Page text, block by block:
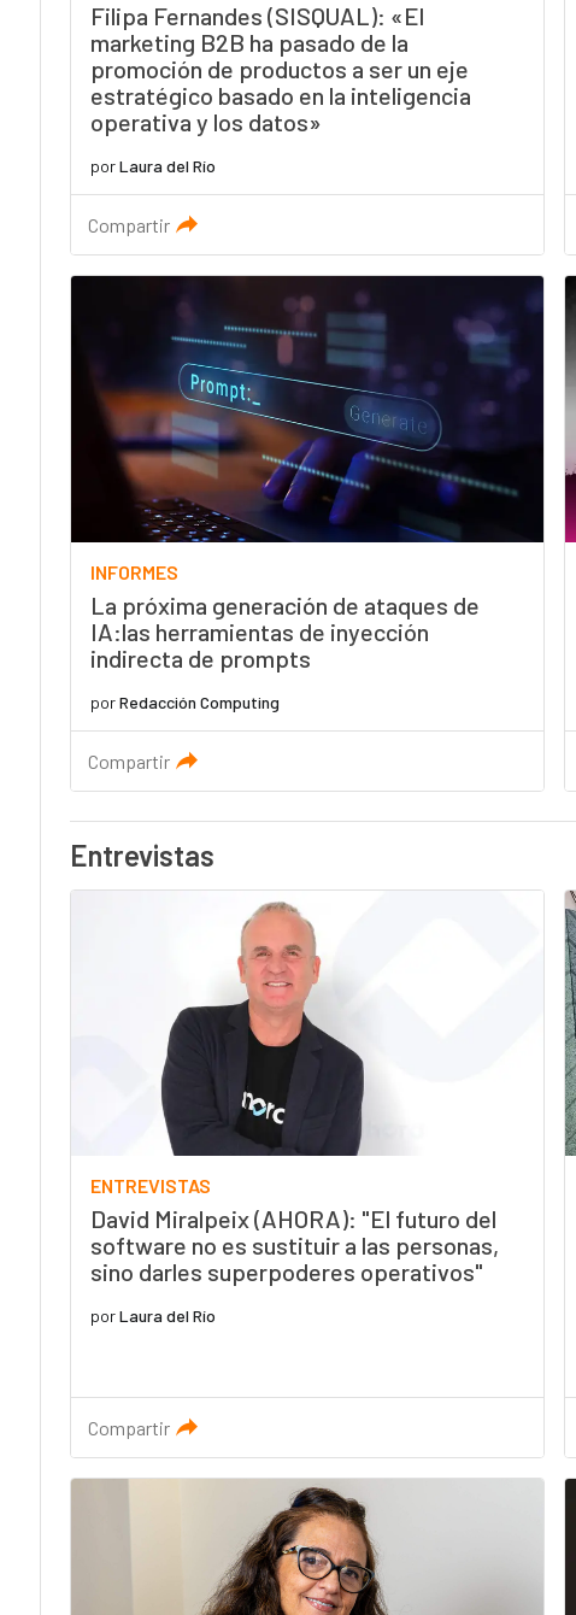
Filipa Fernandes (SISQUAL): «El
marketing B2B ha pasado de la
promoción de productos a ser un eje
estratégico basado en la inteligencia
operativa y los datos»
porLaura del Río
Compartir
INFORMES
La próxima generación de ataques de
IA:las herramientas de inyección
indirecta de prompts
porRedacción Computing
Compartir
Entrevistas
ENTREVISTAS
David Miralpeix (AHORA): "El futuro del
software no es sustituir a las personas,
sino darles superpoderes operativos"
porLaura del Río
Compartir